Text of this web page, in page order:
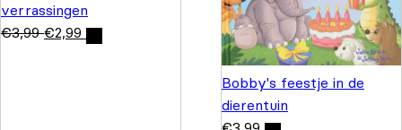
verrassingen
€3,99 €2,99
Bobby's feestje in de
dierentuin